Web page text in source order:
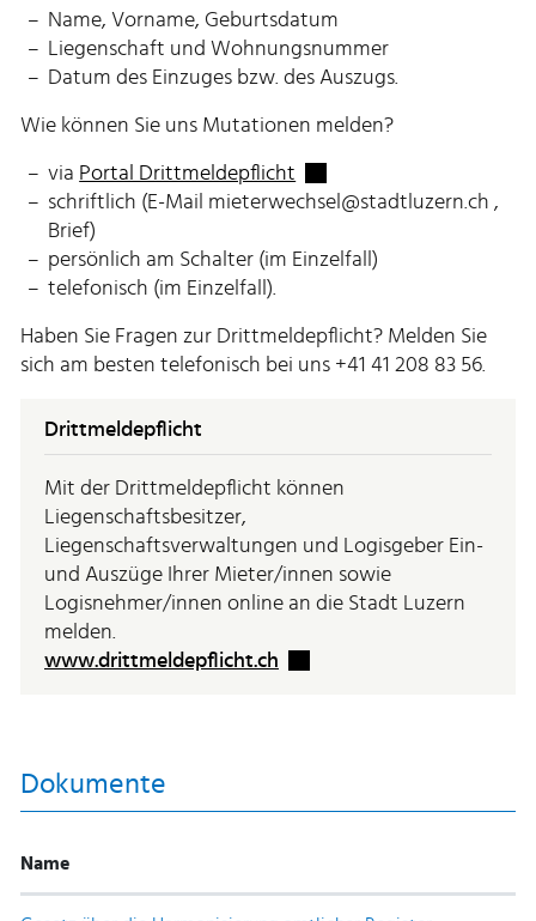
Name, Vorname, Geburtsdatum
Liegenschaft und Wohnungsnummer
Datum des Einzuges bzw. des Auszugs.
Wie können Sie uns Mutationen melden?
via Portal Drittmeldepflicht
schriftlich (E-Mail mieterwechsel@stadtluzern.ch ,
Brief)
persönlich am Schalter (im Einzelfall)
telefonisch (im Einzelfall).
Haben Sie Fragen zur Drittmeldepflicht? Melden Sie
sich am besten telefonisch bei uns +41 41 208 83 56.
Drittmeldepflicht
Mit der Drittmeldepflicht können
Liegenschaftsbesitzer,
Liegenschaftsverwaltungen und Logisgeber Ein-
und Auszüge Ihrer Mieter/innen sowie
Logisnehmer/innen online an die Stadt Luzern
melden.
www.drittmeldepflicht.ch
Dokumente
Name